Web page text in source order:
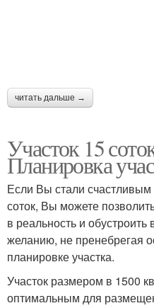
читать дальше →
Участок 15
Планировка
Если Вы стали счастливым
соток, Вы можете
в реальность и обустроить
желанию, не пренебрегая
планировке участка.
Участок размером в 1500
оптимальным для